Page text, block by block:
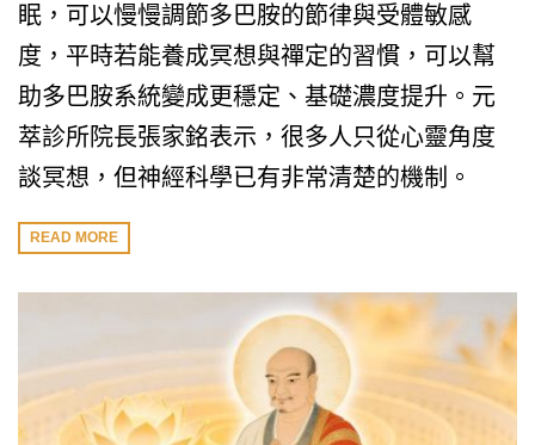
眠，可以慢慢調節多巴胺的節律與受體敏感
度，平時若能養成冥想與禪定的習慣，可以幫
助多巴胺系統變成更穩定、基礎濃度提升。元
萃診所院長張家銘表示，很多人只從心靈角度
談冥想，但神經科學已有非常清楚的機制。
READ MORE